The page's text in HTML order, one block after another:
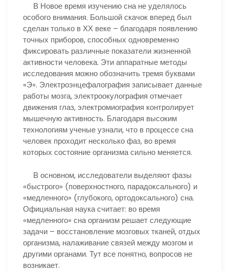
В Новое время изучению сна не уделялось
особого внимания. Большой скачок вперед был
сделан только в ХХ веке – благодаря появлению
точных приборов, способных одновременно
фиксировать различные показатели жизненной
активности человека. Эти аппаратные методы
исследования можно обозначить тремя буквами
«Э». Электроэнцефалография записывает данные
работы мозга, электроокулография отмечает
движения глаз, электромиография контролирует
мышечную активность. Благодаря высоким
технологиям ученые узнали, что в процессе сна
человек проходит несколько фаз, во время
которых состояние организма сильно меняется.
В основном, исследователи выделяют фазы
«быстрого» (поверхностного, парадоксального) и
«медленного» (глубокого, ортодоксального) сна.
Официальная наука считает: во время
«медленного» сна организм решает следующие
задачи – восстановление мозговых тканей, отдых
организма, налаживание связей между мозгом и
другими органами. Тут все понятно, вопросов не
возникает.